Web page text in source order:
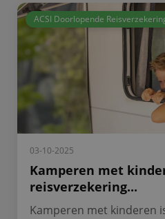
ACSI Doorlopende
03-10-2025
Kamperen met
reisverzekering...
Kamperen met kinderen